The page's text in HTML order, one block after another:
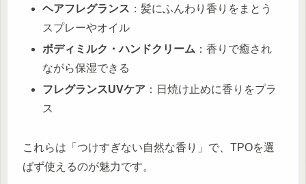
ヘアフレグランス ：髪にふんわり香りをまとう
スプレーやオイル
ボディミルク・ハンドクリーム ：香りで癒され
ながら保湿できる
フレグランスUVケア ：日焼け止めに香りをプラ
ス
これらは「つけすぎない自然な香り」で、TPOを選
ばず使えるのが魅力です。